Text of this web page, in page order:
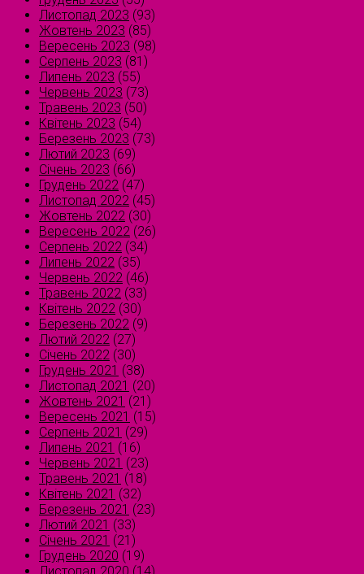
Листопад 2023 (93)
Жовтень 2023 (85)
Вересень 2023 (98)
Серпень 2023 (81)
Липень 2023 (55)
Червень 2023 (73)
Травень 2023 (50)
Квітень 2023 (54)
Березень 2023 (73)
Лютий 2023 (69)
Січень 2023 (66)
Грудень 2022 (47)
Листопад 2022 (45)
Жовтень 2022 (30)
Вересень 2022 (26)
Серпень 2022 (34)
Липень 2022 (35)
Червень 2022 (46)
Травень 2022 (33)
Квітень 2022 (30)
Березень 2022 (9)
Лютий 2022 (27)
Січень 2022 (30)
Грудень 2021 (38)
Листопад 2021 (20)
Жовтень 2021 (21)
Вересень 2021 (15)
Серпень 2021 (29)
Липень 2021 (16)
Червень 2021 (23)
Травень 2021 (18)
Квітень 2021 (32)
Березень 2021 (23)
Лютий 2021 (33)
Січень 2021 (21)
Грудень 2020 (19)